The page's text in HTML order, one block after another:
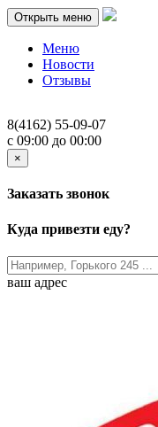
Открыть меню
Меню
Новости
Отзывы
8(4162) 55-09-07
c 09:00 до 00:00
×
Заказать звонок
Куда привезти еду?
ваш адрес